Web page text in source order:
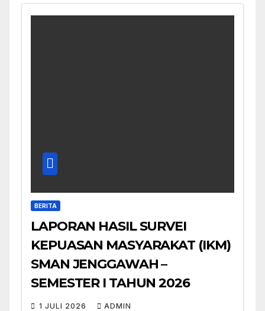
BERITA
LAPORAN HASIL SURVEI
KEPUASAN MASYARAKAT (IKM)
SMAN JENGGAWAH –
SEMESTER I TAHUN 2026
1 JULI 2026 ADMIN